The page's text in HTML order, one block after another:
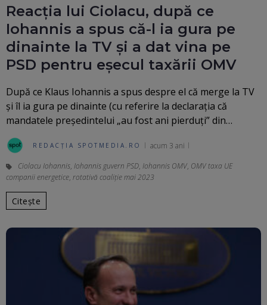
Reacția lui Ciolacu, după ce
Iohannis a spus că-l ia gura pe
dinainte la TV și a dat vina pe
PSD pentru eșecul taxării OMV
După ce Klaus Iohannis a spus despre el că merge la TV
şi îl ia gura pe dinainte (cu referire la declaraţia că
mandatele președintelui „au fost ani pierduți” din…
REDACȚIA SPOTMEDIA.RO acum 3 ani
Ciolacu Iohannis, Iohannis guvern PSD, Iohannis OMV, OMV taxa UE
companii energetice, rotativă coaliție mai 2023
Citește